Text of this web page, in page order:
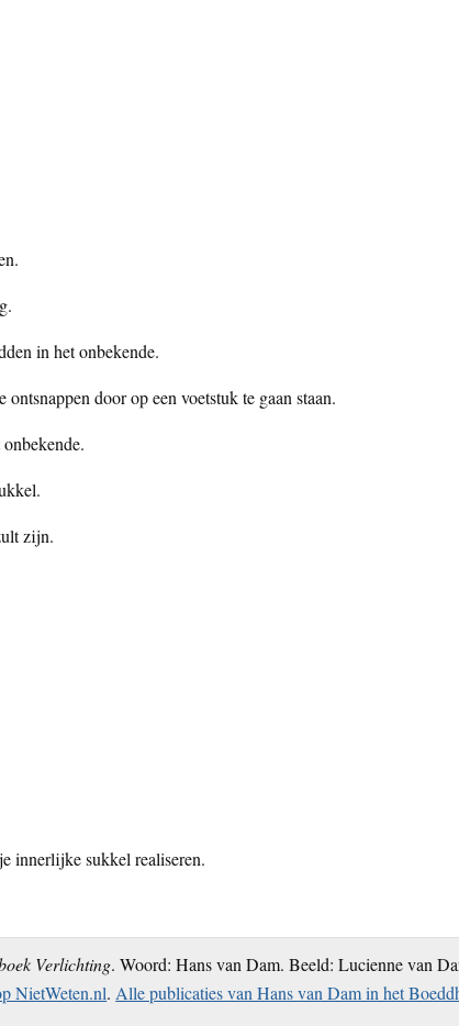
in het onbekende.
door op een voetstuk te gaan staan.
zijn.
innerlijke sukkel realiseren.
Verlichting. Woord: Hans van Dam. Beeld: Lucienne van
NietWeten.nl.Alle publicaties van Hans van Dam in het